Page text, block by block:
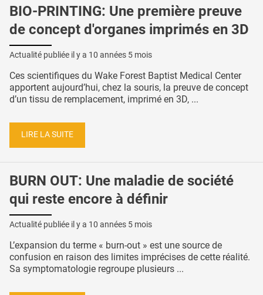
BIO-PRINTING: Une première preuve
de concept d'organes imprimés en 3D
Actualité publiée il y a 10 années 5 mois
Ces scientifiques du Wake Forest Baptist Medical Center
apportent aujourd’hui, chez la souris, la preuve de concept
d’un tissu de remplacement, imprimé en 3D, ...
LIRE LA SUITE
BURN OUT: Une maladie de société
qui reste encore à définir
Actualité publiée il y a 10 années 5 mois
L’expansion du terme « burn-out » est une source de
confusion en raison des limites imprécises de cette réalité.
Sa symptomatologie regroupe plusieurs ...